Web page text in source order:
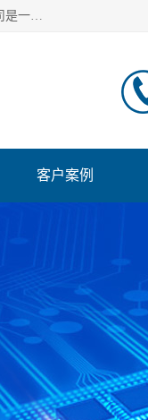
深圳市巨欣通讯技术有限公司是应用领域有：智能硬件Lora产品方案开发、智慧养老GPS定位心率血压产品开发等。本公司是一家民营高新技术企业、行业成员之一的智能硬件方案提供商，公司致力于为智能物联领域提供硬件解决方案。公司可满足不同类型客户采购需要，巨欣通讯切身体会客户对服务及时性的要求，建立了完善的售后服务系统，运用先进的互联网工具为客户提供及时、周到的服务！
客户案例